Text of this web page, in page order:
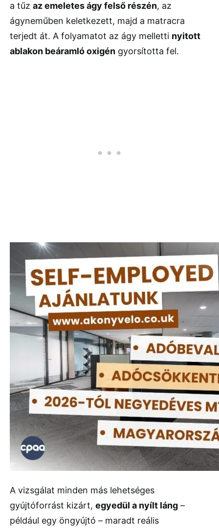
a tűz az emeletes ágy felső részén, az
ágyneműben keletkezett, majd a matracra
terjedt át. A folyamatot az ágy melletti nyitott
ablakon beáramló oxigén gyorsította fel.
A vizsgálat minden más lehetséges
gyújtóforrást kizárt, egyedül a nyílt láng –
például egy öngyújtó – maradt reális